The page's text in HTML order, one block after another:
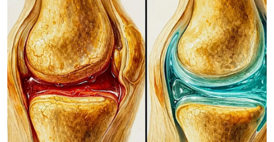
Pan-gon mengesahkan ada pemain